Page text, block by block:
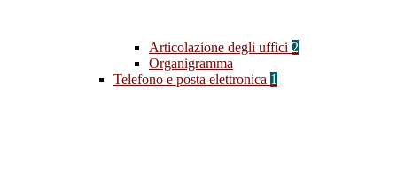
Articolazione degli uffici 2
Organigramma
Telefono e posta elettronica 1